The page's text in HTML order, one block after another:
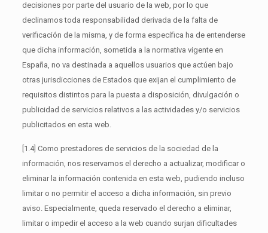
decisiones por parte del usuario de la web, por lo que
declinamos toda responsabilidad derivada de la falta de
verificación de la misma, y de forma específica ha de entenderse
que dicha información, sometida a la normativa vigente en
España, no va destinada a aquellos usuarios que actúen bajo
otras jurisdicciones de Estados que exijan el cumplimiento de
requisitos distintos para la puesta a disposición, divulgación o
publicidad de servicios relativos a las actividades y/o servicios
publicitados en esta web.
[1.4] Como prestadores de servicios de la sociedad de la
información, nos reservamos el derecho a actualizar, modificar o
eliminar la información contenida en esta web, pudiendo incluso
limitar o no permitir el acceso a dicha información, sin previo
aviso. Especialmente, queda reservado el derecho a eliminar,
limitar o impedir el acceso a la web cuando surjan dificultades